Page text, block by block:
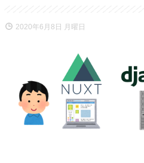
2020年6月8日 月曜日